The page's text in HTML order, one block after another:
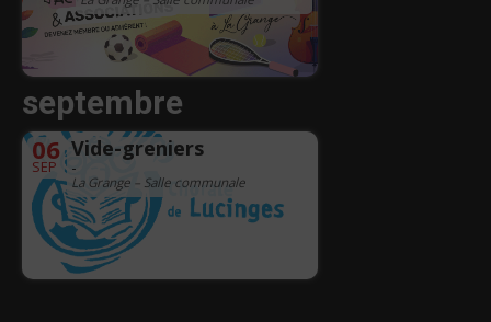
septembre
06
SEP
Vide-greniers
-
La Grange – Salle communale